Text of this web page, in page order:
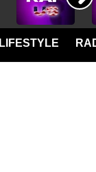
LIFESTYLE